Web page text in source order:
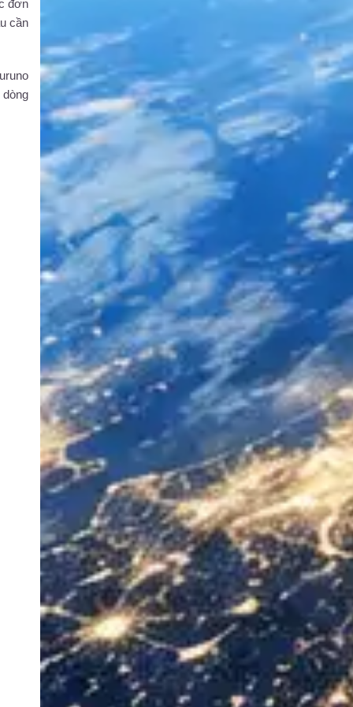
đơn
cần